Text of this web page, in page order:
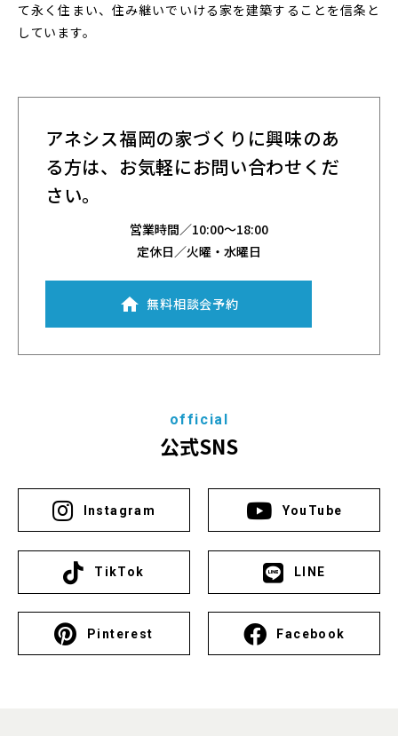
て永く住まい、住み継いでいける家を建築することを信条と
しています。
アネシス福岡の家づくりに興味のあ
る方は、 お気軽にお問い合わせくだ
さい。
営業時間／10:00～18:00
定休日／火曜・水曜日
無料相談会予約
official
公式SNS
Instagram YouTube
TikTok LINE
Pinterest Facebook